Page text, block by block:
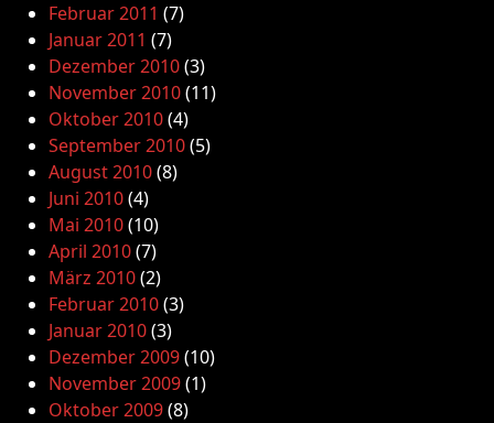
Februar 2011 (7)
Januar 2011 (7)
Dezember 2010(3)
November 2010(11)
Oktober 2010(4)
September 2010(5)
August 2010(8)
Juni 2010(4)
Mai 2010(10)
April 2010(7)
März 2010(2)
Februar 2010(3)
Januar 2010(3)
Dezember 2009(10)
November 2009(1)
Oktober 2009(8)